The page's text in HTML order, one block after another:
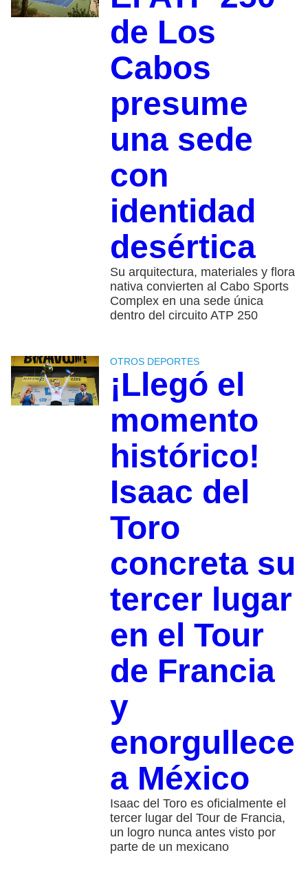
de Los
Cabos
presume
una sede
con
identidad
desértica
Su arquitectura, materiales y flora
nativa convierten al Cabo Sports
Complex en una sede única
dentro del circuito ATP 250
OTROS DEPORTES
¡Llegó el
momento
histórico!
Isaac del
Toro
concreta su
tercer lugar
en el Tour
de Francia
y
enorgullece
a México
Isaac del Toro es oficialmente el
tercer lugar del Tour de Francia,
un logro nunca antes visto por
parte de un mexicano